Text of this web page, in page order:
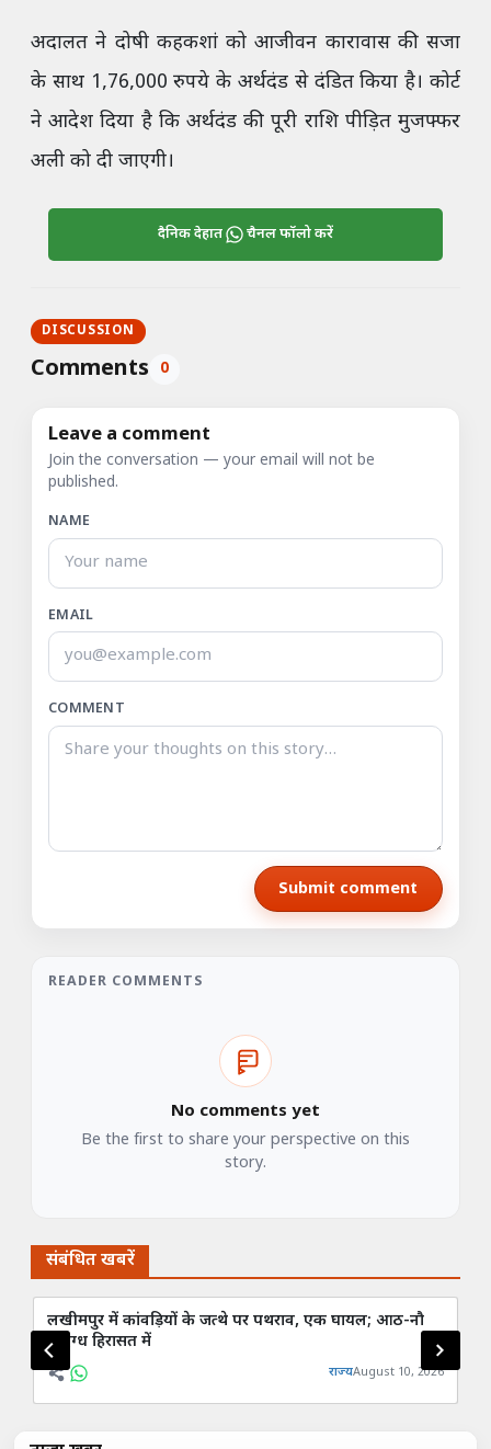
अदालत ने दोषी कहकशां को आजीवन कारावास की सजा
के साथ 1,76,000 रुपये के अर्थदंड से दंडित किया है। कोर्ट
ने आदेश दिया है कि अर्थदंड की पूरी राशि पीड़ित मुजफ्फर
अली को दी जाएगी।
दैनिक देहात चैनल फॉलो करें
DISCUSSION
Comments 0
Leave a comment
Join the conversation — your email will not be
published.
NAME
EMAIL
COMMENT
Submit comment
READER COMMENTS
No comments yet
Be the first to share your perspective on this
story.
संबंधित खबरें
लखीमपुर में कांवड़ियों के जत्थे पर पथराव, एक घायल; आठ-नौ
संदिग्ध हिरासत में
राज्यAugust 10, 2026